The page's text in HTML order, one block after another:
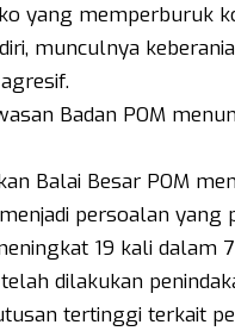
yang memperburuk
munculnya
Badan POM
Balai Besar POM
persoalan
19 kali dalam
dilakukan
tertinggi terkait